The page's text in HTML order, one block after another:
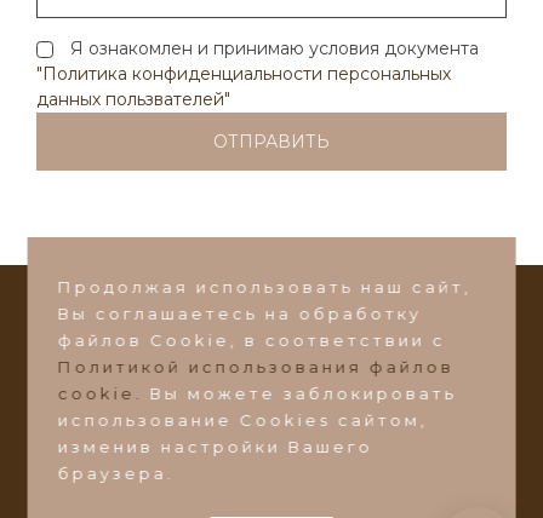
Продолжая использовать наш сайт,
Вы соглашаетесь на обработку
файлов Сookie, в соответствии с
Политикой использования файлов
cookie.
Вы можете заблокировать
использование Cookies сайтом,
изменив настройки Вашего
браузера.
Я ознакомлен и принимаю условия документа
"Политика конфиденциальности персональных
данных пользвателей"
СТАТЬ ДИЛЕРОМ
©2026 Фабрика мебели"Добрый Стиль"
Ульяновская область, Барышский район, пос.
Поливаново, ул. Зеленая 1А
ds-zakaz@ds-mebel.com
Написать в Max
Написать в VK